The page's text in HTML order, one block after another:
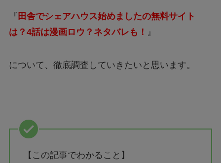
『 田舎でシェアハウス始めましたの無料サイト
は？4話は漫画ロウ？ネタバレも！ 』
について、徹底調査していきたいと思います。
【この記事でわかること】